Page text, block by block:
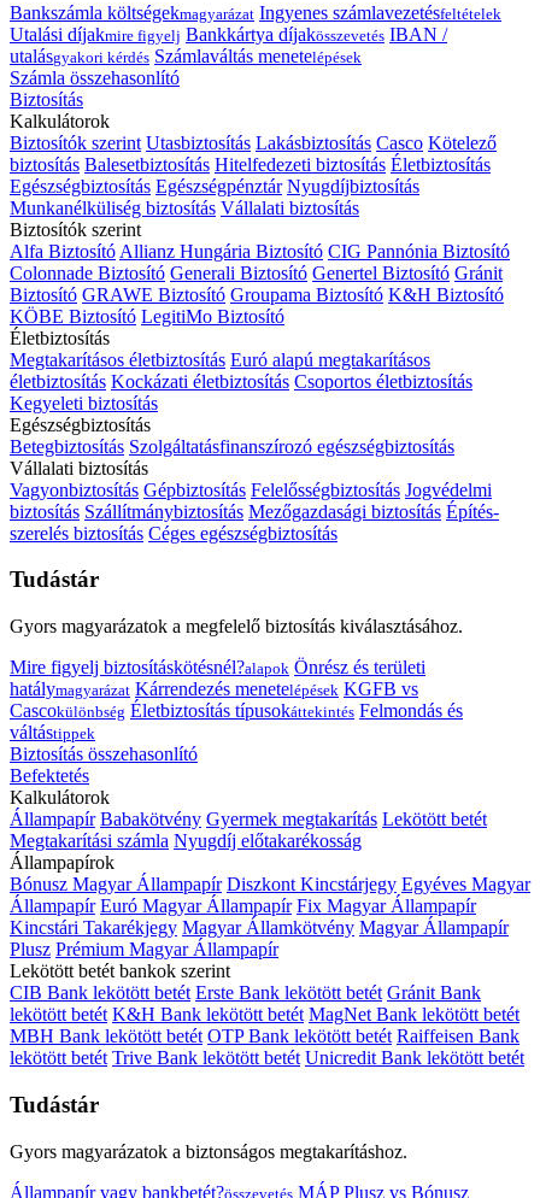
Bankszámla költségekmagyarázat Ingyenes számlavezetésfeltételek
Utalási díjakmire figyelj Bankkártya díjakösszevetés IBAN /
utalásgyakori kérdés Számlaváltás menetelépések
Számla összehasonlító
Biztosítás
Kalkulátorok
Biztosítók szerint Utasbiztosítás Lakásbiztosítás Casco Kötelező
biztosítás Balesetbiztosítás Hitelfedezeti biztosítás Életbiztosítás
Egészségbiztosítás Egészségpénztár Nyugdíjbiztosítás
Munkanélküliség biztosítás Vállalati biztosítás
Biztosítók szerint
Alfa Biztosító Allianz Hungária Biztosító CIG Pannónia Biztosító
Colonnade Biztosító Generali Biztosító Genertel Biztosító Gránit
Biztosító GRAWE Biztosító Groupama Biztosító K&H Biztosító
KÖBE Biztosító LegitiMo Biztosító
Életbiztosítás
Megtakarításos életbiztosítás Euró alapú megtakarításos
életbiztosítás Kockázati életbiztosítás Csoportos életbiztosítás
Kegyeleti biztosítás
Egészségbiztosítás
Betegbiztosítás Szolgáltatásfinanszírozó egészségbiztosítás
Vállalati biztosítás
Vagyonbiztosítás Gépbiztosítás Felelősségbiztosítás Jogvédelmi
biztosítás Szállítmánybiztosítás Mezőgazdasági biztosítás Építés-
szerelés biztosítás Céges egészségbiztosítás
Tudástár
Gyors magyarázatok a megfelelő biztosítás kiválasztásához.
Mire figyelj biztosításkötésnél?alapok Önrész és területi
hatálymagyarázat Kárrendezés menetelépések KGFB vs
Cascokülönbség Életbiztosítás típusokáttekintés Felmondás és
váltástippek
Biztosítás összehasonlító
Befektetés
Kalkulátorok
Állampapír Babakötvény Gyermek megtakarítás Lekötött betét
Megtakarítási számla Nyugdíj előtakarékosság
Állampapírok
Bónusz Magyar Állampapír Diszkont Kincstárjegy Egyéves Magyar
Állampapír Euró Magyar Állampapír Fix Magyar Állampapír
Kincstári Takarékjegy Magyar Államkötvény Magyar Állampapír
Plusz Prémium Magyar Állampapír
Lekötött betét bankok szerint
CIB Bank lekötött betét Erste Bank lekötött betét Gránit Bank
lekötött betét K&H Bank lekötött betét MagNet Bank lekötött betét
MBH Bank lekötött betét OTP Bank lekötött betét Raiffeisen Bank
lekötött betét Trive Bank lekötött betét Unicredit Bank lekötött betét
Tudástár
Gyors magyarázatok a biztonságos megtakarításhoz.
Állampapír vagy bankbetét?összevetés MÁP Plusz vs Bónusz